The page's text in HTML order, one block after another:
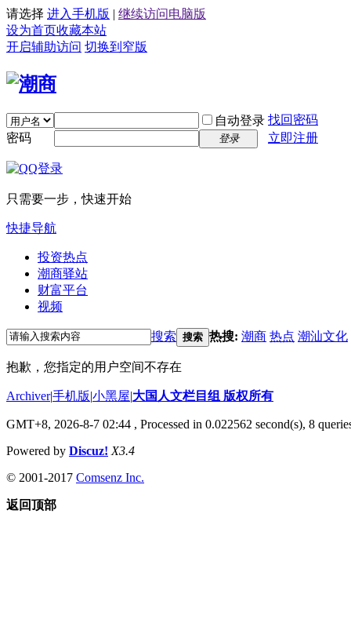
请选择 进入手机版 | 继续访问电脑版
设为首页收藏本站
开启辅助访问 切换到窄版
自动登录 找回密码
密码
登录 立即注册
只需要一步，快速开始
快捷导航
投资热点
潮商驿站
财富平台
视频
搜索 搜索 热搜: 潮商 热点 潮汕文化
抱歉，您指定的用户空间不存在
Archiver|手机版|小黑屋|大国人文栏目组 版权所有
GMT+8, 2026-8-7 02:44 , Processed in 0.022562 second(s), 8
Powered by Discuz! X3.4
© 2001-2017 Comsenz Inc.
返回顶部